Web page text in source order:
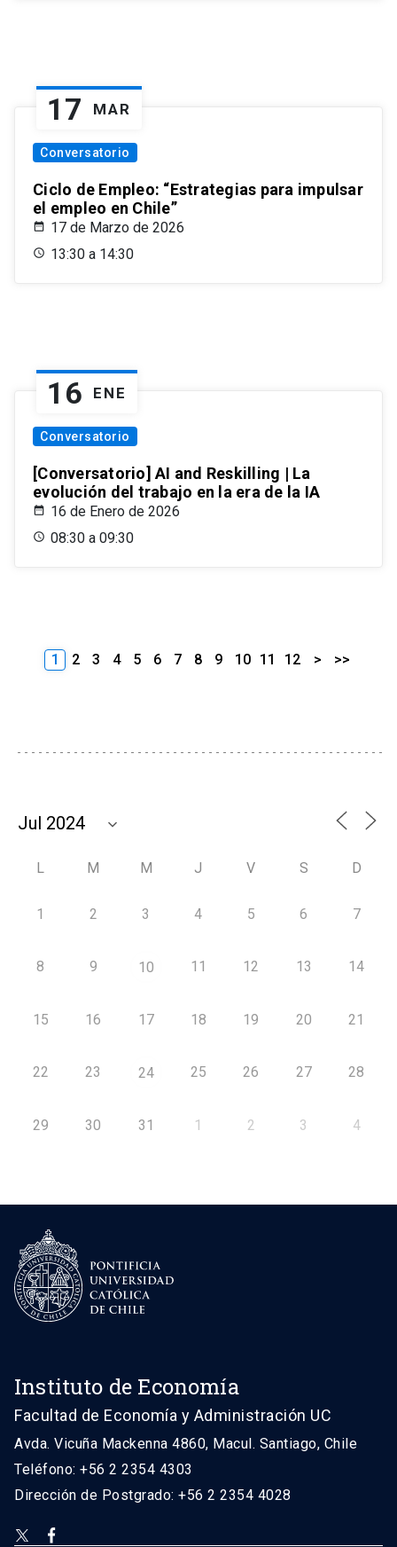
17 MAR
Conversatorio
Ciclo de Empleo: “Estrategias para impulsar
el empleo en Chile”
17 de Marzo de 2026
13:30 a 14:30
16 ENE
Conversatorio
[Conversatorio] AI and Reskilling | La
evolución del trabajo en la era de la IA
16 de Enero de 2026
08:30 a 09:30
1 2 3 4 5 6 7 8 9 10 11 12 > >>
L M M J V S D
1 2 3 4 5 6 7
8 9 10 11 12 13 14
15 16 17 18 19 20 21
22 23 24 25 26 27 28
29 30 31 1 2 3 4
Instituto de Economía
Facultad de Economía y Administración UC
Avda. Vicuña Mackenna 4860, Macul. Santiago, Chile
Teléfono: +56 2 2354 4303
Dirección de Postgrado: +56 2 2354 4028